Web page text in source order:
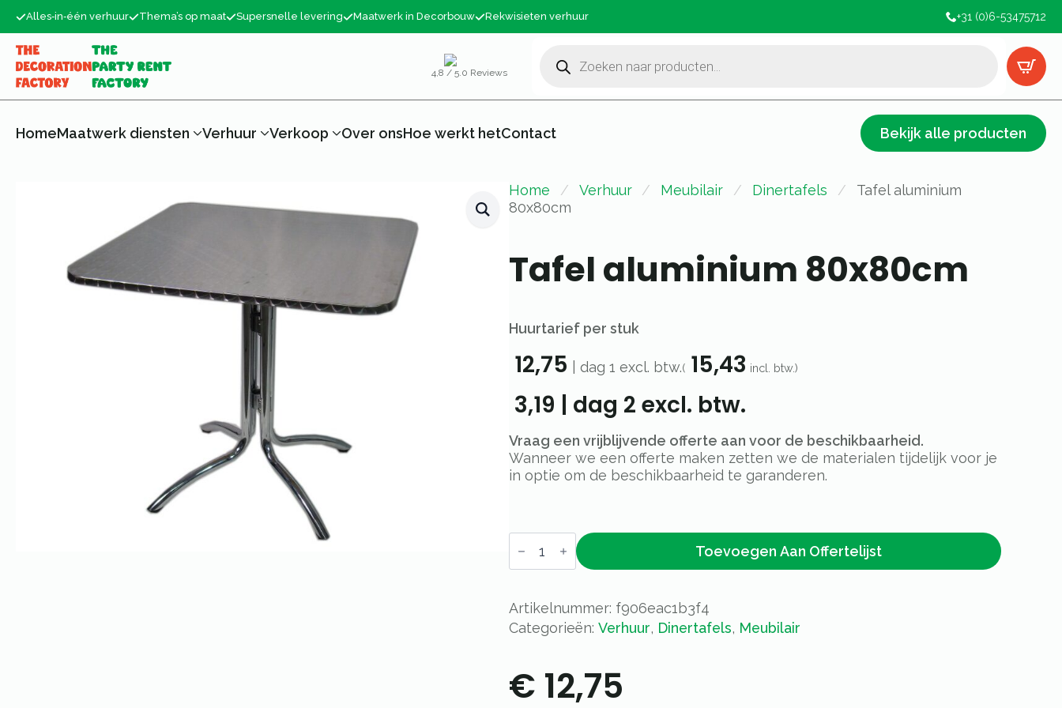
Alles‑in‑één verhuur Thema’s op maat Supersnelle levering Maatwerk in Decorbouw Rekwisieten verhuur +31 (0)6-53475712
4,8 / 5.0 Reviews
zoeken
HomeMaatwerk diensten Verhuur Verkoop Over onsHoe werkt hetContact Bekijk alle producten
Home Verhuur Meubilair Dinertafels
Tafel aluminium
80x80cm
Tafel aluminium 80x80cm
Huurtarief per stuk
12,75 dag 1 excl. btw.(15,43 incl. btw.)
3,19 dag 2 excl. btw.
Vraag een vrijblijvende offerte aan voor de beschikbaarheid.
Wanneer we een offerte maken zetten we de materialen tijdelijk voor je
in optie om de beschikbaarheid te garanderen.
Tafel
aluminium
80x80cm
Toevoegen Aan Offertelijst
Artikelnummer: f906eac1b3f4
Categorieën: Verhuur, Dinertafels, Meubilair
€ 12,75